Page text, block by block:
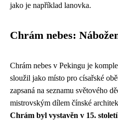
jako je například lanovka.
Chrám nebes:
Chrám nebes v Pekingu je
sloužil jako místo pro císařské
zapsaná na seznamu světového
mistrovským dílem čínské
Chrám byl vystavěn v 15.